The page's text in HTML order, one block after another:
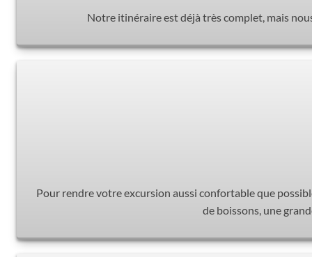
Notre itinéraire est déjà très complet, mais
Pour rendre votre excursion aussi confortable que
de boissons, une